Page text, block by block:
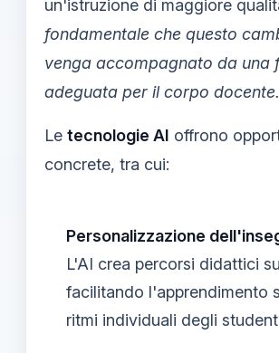
un'istruzione di maggiore
fondamentale che questo
venga accompagnato da una
adeguata per il corpo docente.
Le tecnologie AI offrono
concrete, tra cui:
Personalizzazione
L'AI crea percorsi didattici
facilitando l'apprendimento
ritmi individuali degli